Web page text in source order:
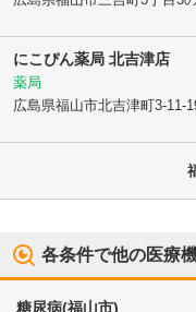
にこぴん薬局 北吉津店
薬局
広島県福山市北吉津町3-11-
各条件で他の医療
糖尿病(福山市)